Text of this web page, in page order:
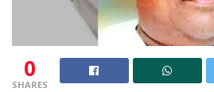
0
SHARES